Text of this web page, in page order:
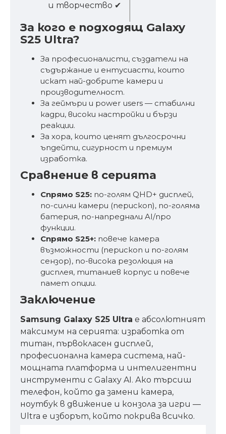
и творчество ✔
За кого е подходящ Galaxy
S25 Ultra?
За професионалисти, създатели на
съдържание и ентусиасти, които
искат най-добрите камери и
производителност.
За геймъри и power users — стабилни
кадри, високи настройки и бързи
реакции.
За хора, които ценят дългосрочни
ъпдейти, сигурност и премиум
изработка.
Сравнение в серията
Спрямо S25: по-голям QHD+ дисплей,
по-силни камери (перископ), по-голяма
батерия, по-напреднали AI/про
функции.
Спрямо S25+: повече камера
възможности (перископ и по-голям
сензор), по-висока резолюция на
дисплея, титаниев корпус и повече
памет опции.
Заключение
Samsung Galaxy S25 Ultra е абсолютният
максимум на серията: изработка от
титан, първокласен дисплей,
професионална камера система, най-
мощната платформа и интелигентни
инструменти с Galaxy AI. Ако търсиш
телефон, който да замени камера,
ноутбук в движение и конзола за игри —
Ultra е изборът, който покрива всичко.